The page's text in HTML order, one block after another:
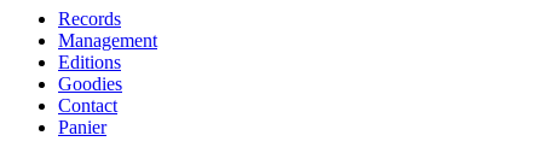
Records
Management
Editions
Goodies
Contact
Panier